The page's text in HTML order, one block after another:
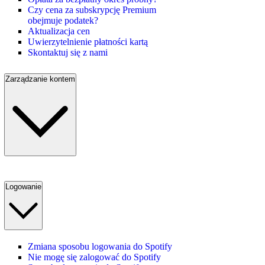
Czy cena za subskrypcję Premium
obejmuje podatek?
Aktualizacja cen
Uwierzytelnienie płatności kartą
Skontaktuj się z nami
Zarządzanie kontem
Logowanie
Zmiana sposobu logowania do Spotify
Nie mogę się zalogować do Spotify